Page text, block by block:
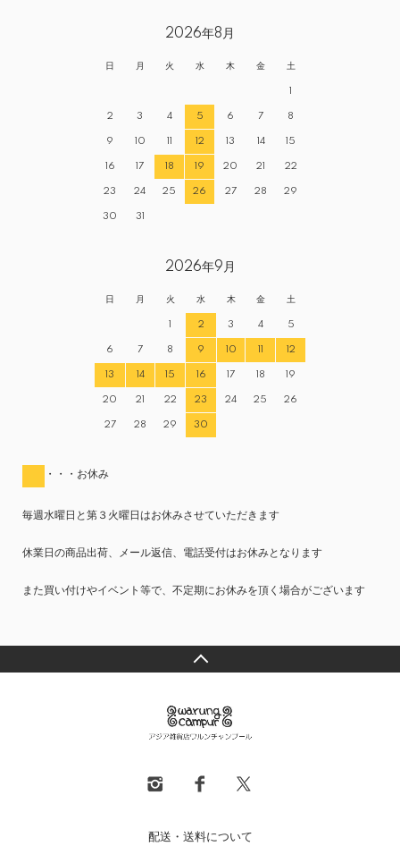
2026年8月
日 月 火 水 木 金 土
1
2 3 4 5 6 7 8
9 10 11 12 13 14 15
16 17 18 19 20 21 22
23 24 25 26 27 28 29
30 31
2026年9月
日 月 火 水 木 金 土
1 2 3 4 5
6 7 8 9 10 11 12
13 14 15 16 17 18 19
20 21 22 23 24 25 26
27 28 29 30
・・・お休み
毎週水曜日と第３火曜日はお休みさせていただきます
休業日の商品出荷、メール返信、電話受付はお休みとなります
また買い付けやイベント等で、不定期にお休みを頂く場合がございます
配送・送料について